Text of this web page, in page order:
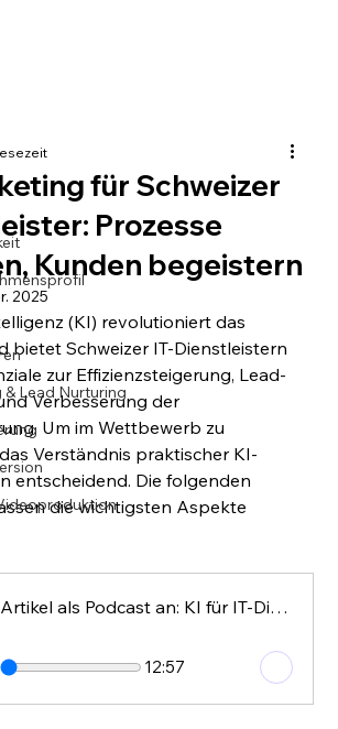
Lead Nurturing
für Schweizer
Prozesse
Kunden begeistern
2025
(KI) revolutioniert das
bietet Schweizer IT-Dienstleistern
zur Effizienzsteigerung, Lead-
Verbesserung der
Um im Wettbewerb zu
Verständnis praktischer KI-
entscheidend. Die folgenden
die wichtigsten Aspekte
Höre Sie den Artikel als Podcast an: KI für IT-Dienstleiter Marketing
12:57